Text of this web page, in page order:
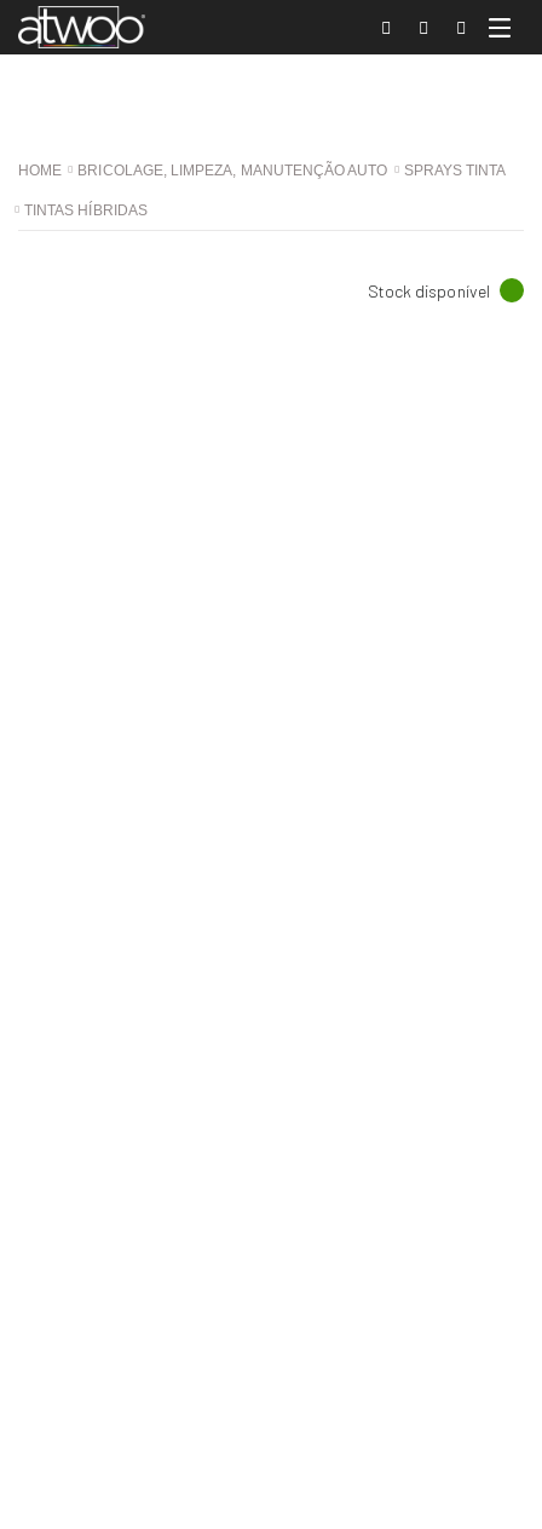
HOME BRICOLAGE, LIMPEZA, MANUTENÇÃO AUTO SPRAYS TINTA
TINTAS HÍBRIDAS
Stock disponível